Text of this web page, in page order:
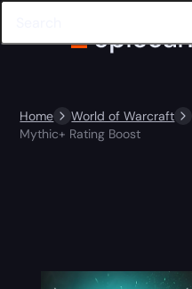
Home World of Warcraft
Mythic+ Rating Boost